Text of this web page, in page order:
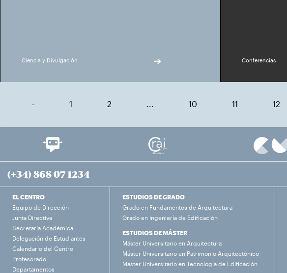
Ciencia y Divulgación Conferencias
- 1 2 ... 10 11 12
(+34) 868 07 1234
EL CENTRO
Equipo de Dirección
Junta Directiva
Secretaría Académica
Delegación de Estudiantes
Calendario del Centro
Profesorado
Departamentos
ESTUDIOS DE GRADO
Grado en Fundamentos de Arquitectura
Grado en Ingeniería de Edificación
ESTUDIOS DE MÁSTER
Máster Universitario en Arquitectura
Máster Universitario en Patrimonio Arquitectónico
Máster Universitario en Tecnología de Edificación